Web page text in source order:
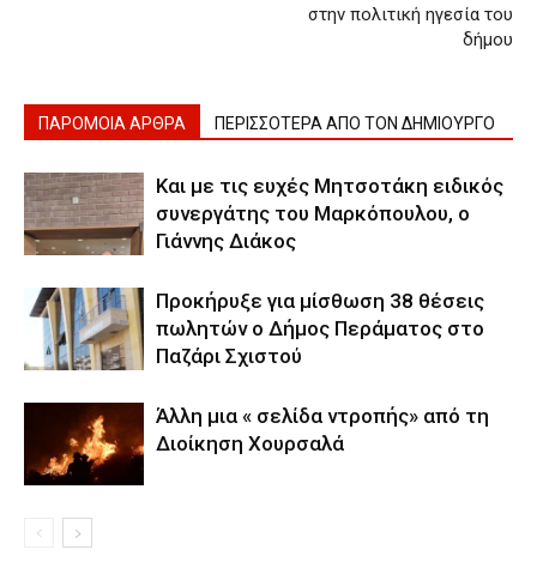
στην πολιτική ηγεσία του
δήμου
ΠΑΡΟΜΟΙΑ ΑΡΘΡΑ ΠΕΡΙΣΣΟΤΕΡΑ ΑΠΟ ΤΟΝ ΔΗΜΙΟΥΡΓΟ
Και με τις ευχές Μητσοτάκη ειδικός
συνεργάτης του Μαρκόπουλου, ο
Γιάννης Διάκος
Προκήρυξε για μίσθωση 38 θέσεις
πωλητών ο Δήμος Περάματος στο
Παζάρι Σχιστού
Άλλη μια « σελίδα ντροπής» από τη
Διοίκηση Χουρσαλά